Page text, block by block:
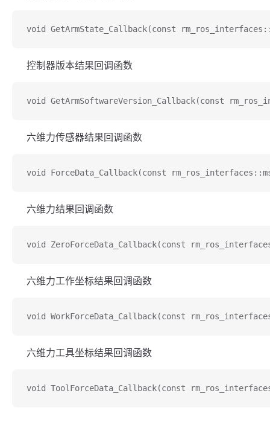
void GetArmState_Callback(const
控制器版本结果回调函数
void GetArmSoftwareVersion_Callback(const
六维力传感器结果回调函数
void ForceData_Callback(const
六维力结果回调函数
void ZeroForceData_Callback(const
六维力工作坐标结果回调函数
void WorkForceData_Callback(const
六维力工具坐标结果回调函数
void ToolForceData_Callback(const